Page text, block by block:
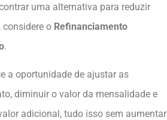
uma alternativa para reduzir
considere o Refinanciamento
.
a oportunidade de ajustar as
diminuir o valor da mensalidade e
adicional, tudo isso sem aumentar